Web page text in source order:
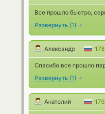
Все прошло быстро,
Развернуть (1)
Александр
Спасибо все прошло
Развернуть (1)
Анатолий